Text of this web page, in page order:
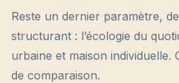
Reste un dernier paramètre,
structurant : l’écologie du
urbaine et maison individuelle.
de comparaison.